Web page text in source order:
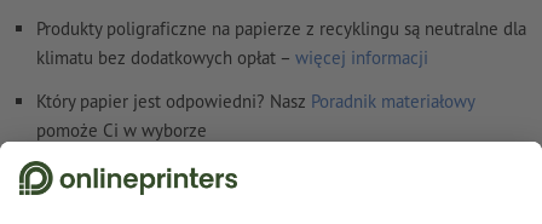
Produkty poligraficzne na papierze z recyklingu są neutralne dla
klimatu bez dodatkowych opłat – więcej informacji
Który papier jest odpowiedni? Nasz Poradnik materiałowy
pomoże Ci w wyborze